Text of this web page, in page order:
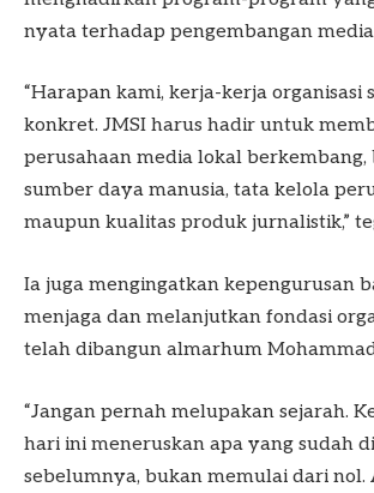
nyata terhadap pengembangan
“Harapan kami, kerja-kerja organisasi
konkret. JMSI harus hadir untuk
perusahaan media lokal berkembang,
sumber daya manusia, tata kelola
maupun kualitas produk jurnalistik,”
Ia juga mengingatkan kepengurusan
menjaga dan melanjutkan fondasi
telah dibangun almarhum
“Jangan pernah melupakan sejarah.
hari ini meneruskan apa yang sudah
sebelumnya, bukan memulai dari nol.